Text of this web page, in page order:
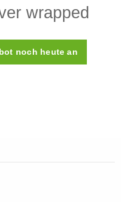
wrapped
noch heute an